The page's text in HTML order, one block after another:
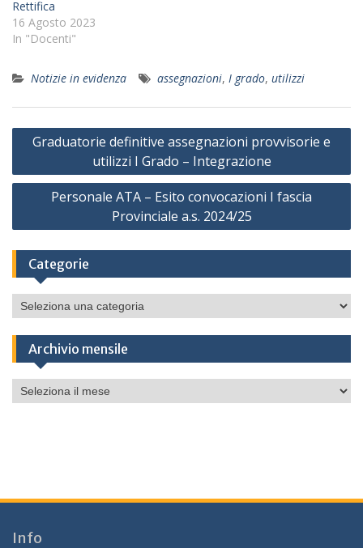
Rettifica
16 Agosto 2023
In "Docenti"
Notizie in evidenza assegnazioni, I grado, utilizzi
Navigazione
Graduatorie definitive assegnazioni provvisorie e
utilizzi I Grado – Integrazione
Personale ATA – Esito convocazioni I fascia
Provinciale a.s. 2024/25
Categorie
Categorie
Archivio mensile
Archivio
mensile
Info